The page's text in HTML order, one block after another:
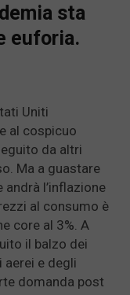
sta
euforia.
Uniti
al cospicuo
da altri
Ma a guastare
andrà l’inflazione
al consumo è
core al 3%. A
il balzo dei
aerei e degli
domanda post